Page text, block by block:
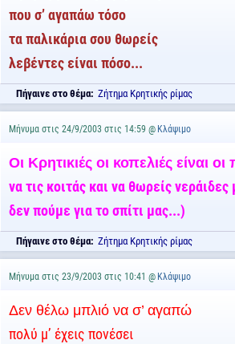
που σ’ αγαπάω τόσο
τα παλικάρια σου θωρείς
λεβέντες είναι πόσο...
Πήγαινε στο θέμα: Ζήτημα Κρητικής ρίμας
Μήνυμα στις 24/9/2003 στις 14:59 @ Κλάψιμο
Οι Κρητικιές οι κοπελιές είναι
να τις κοιτάς και να θωρείς
δεν πούμε για το σπίτι μας...)
Πήγαινε στο θέμα: Ζήτημα Κρητικής ρίμας
Μήνυμα στις 23/9/2003 στις 10:41 @ Κλάψιμο
Δεν θέλω μπλιό να σ’ αγαπώ
πολύ μ’ έχεις πονέσει